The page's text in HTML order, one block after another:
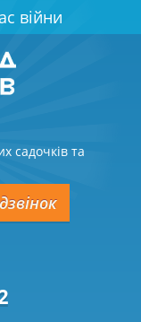
війни
садочків та